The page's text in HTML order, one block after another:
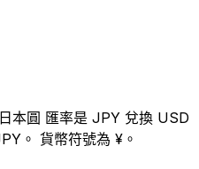
本圓 匯率是 JPY 兌換 USD
。 貨幣符號為 ¥。